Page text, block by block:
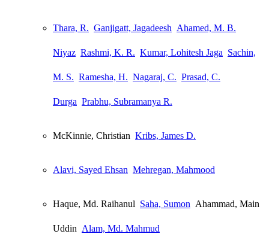
Thara, R. Ganjigatt, Jagadeesh Ahamed, M. B.
Niyaz Rashmi, K. R. Kumar, Lohitesh Jaga Sachin,
M. S. Ramesha, H. Nagaraj, C. Prasad, C.
Durga Prabhu, Subramanya R.
McKinnie, Christian Kribs, James D.
Alavi, Sayed Ehsan Mehregan, Mahmood
Haque, Md. Raihanul Saha, Sumon Ahammad, Main
Uddin Alam, Md. Mahmud